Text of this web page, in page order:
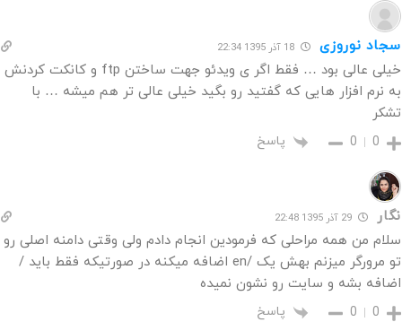
سجاد نوروزی
خیلی عالی بود … فقط اگر ی ویدئو جهت ساختن ftp و کانکت کردنش
به نرم افزار هایی که گفتید رو بگید خیلی عالی تر هم میشه … با
تشکر
0
0 پاسخ
نگار
سلام من همه مراحلی که فرمودین انجام دادم ولی وقتی دامنه اصلی رو
تو مرورگر میزنم بهش یک /en اضافه میکنه در صورتیکه فقط باید /
اضافه بشه و سایت رو نشون نمیده
0
0 پاسخ